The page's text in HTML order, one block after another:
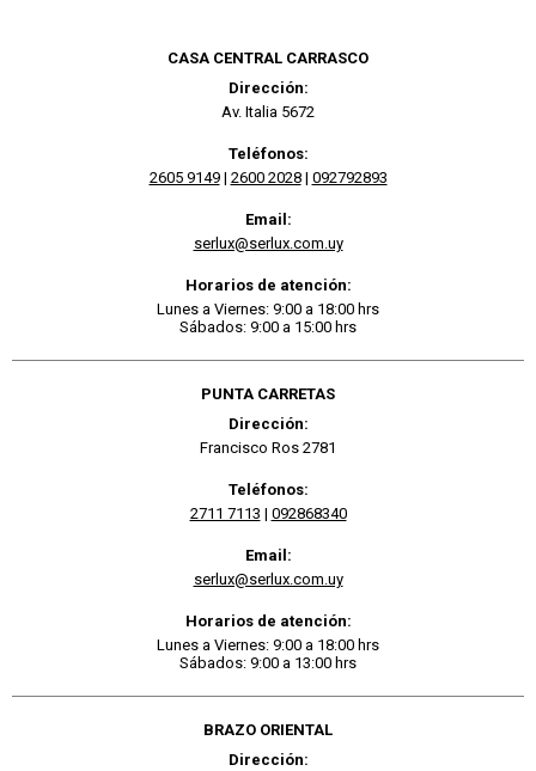
CASA CENTRAL CARRASCO
Dirección:
Av. Italia 5672
Teléfonos:
2605 9149| 2600 2028| 092792893
Email:
serlux@serlux.com.uy
Horarios de atención:
Lunes a Viernes: 9:00 a 18:00 hrs
Sábados: 9:00 a 15:00 hrs
PUNTA CARRETAS
Dirección:
Francisco Ros 2781
Teléfonos:
2711 7113 | 092868340
Email:
serlux@serlux.com.uy
Horarios de atención:
Lunes a Viernes: 9:00 a 18:00 hrs
Sábados: 9:00 a 13:00 hrs
BRAZO ORIENTAL
Dirección: